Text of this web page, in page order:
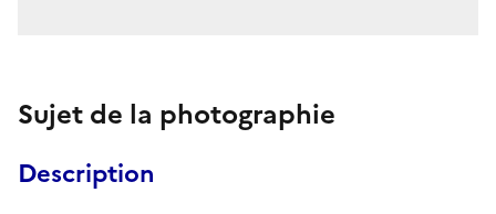
Sujet de la photographie
Description